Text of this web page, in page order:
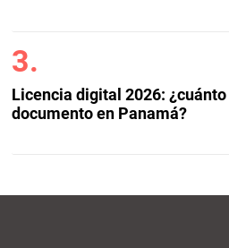
Licencia digital 2026:
documento en Panamá?